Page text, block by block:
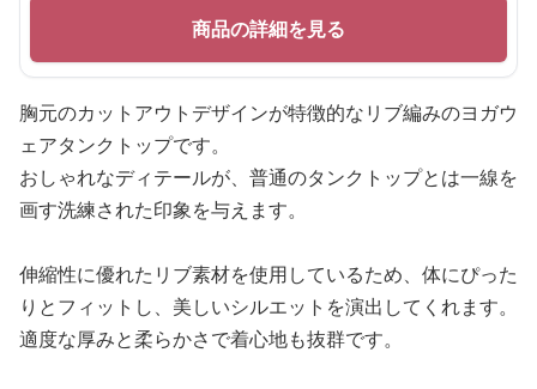
商品の詳細を見る
胸元のカットアウトデザインが特徴的なリブ編みのヨガウ
ェアタンクトップです。
おしゃれなディテールが、普通のタンクトップとは一線を
画す洗練された印象を与えます。
伸縮性に優れたリブ素材を使用しているため、体にぴった
りとフィットし、美しいシルエットを演出してくれます。
適度な厚みと柔らかさで着心地も抜群です。